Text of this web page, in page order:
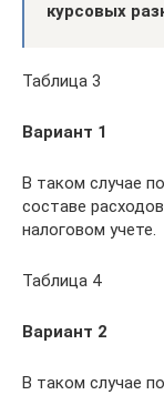
курсовых
Таблица 3
Вариант 1
В таком случае
составе
налоговом учете.
Таблица 4
Вариант 2
В таком случае